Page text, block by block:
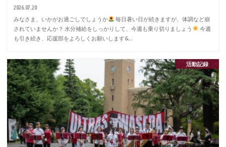
2026.07.20
みなさま、いかがお過ごしでしょうか
毎日暑い日が続きますが、体調など崩
されていませんか？ 水分補給をしっかりして、今週も乗り切りましょう
今週
も引き続き、応援部をよろしくお願いします&…
活動記録